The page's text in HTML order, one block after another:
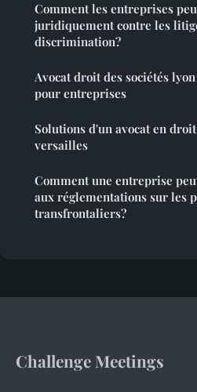
Comment les entreprises
juridiquement contre les
discrimination?
Avocat droit des sociétés
pour entreprises
Solutions d'un avocat en
versailles
Comment une entreprise
aux réglementations sur les
transfrontaliers?
Challenge Meetings